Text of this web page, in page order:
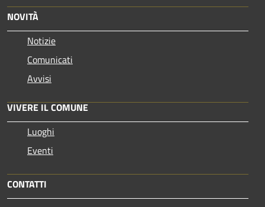
NOVITÀ
Notizie
Comunicati
Avvisi
VIVERE IL COMUNE
Luoghi
Eventi
CONTATTI